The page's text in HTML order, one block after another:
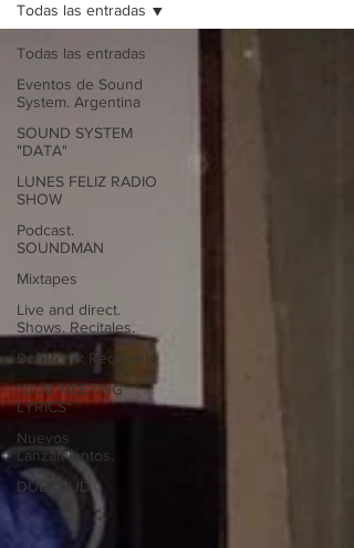
Todas las entradas
Eventos de Sound
System. Argentina
SOUND SYSTEM
"DATA"
LUNES FELIZ RADIO
SHOW
Podcast.
SOUNDMAN
Mixtapes
Live and direct.
Shows. Recitales.
Dubtronik Records
"DUB MEETING
LYRICS"
Nuevos
Lanzamientos.
DUB&BUD
Todas las entradas